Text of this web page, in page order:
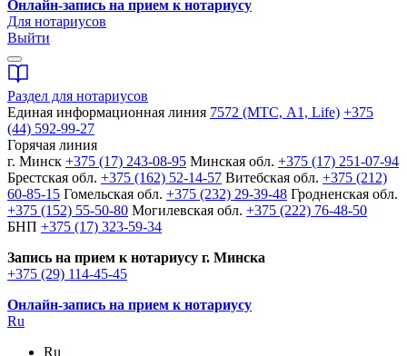
Онлайн-запись на прием к нотариусу
Для нотариусов
Выйти
Раздел для нотариусов
Единая информационная линия 7572 (МТС, A1, Life) +375
(44) 592-99-27
Горячая линия
г. Минск +375 (17) 243-08-95 Минская обл. +375 (17) 251-07-94
Брестская обл. +375 (162) 52-14-57 Витебская обл. +375 (212)
60-85-15 Гомельская обл. +375 (232) 29-39-48 Гродненская обл.
+375 (152) 55-50-80 Могилевская обл. +375 (222) 76-48-50
БНП +375 (17) 323-59-34
Запись на прием к нотариусу г. Минска
+375 (29) 114-45-45
Онлайн-запись на прием к нотариусу
Ru
Ru